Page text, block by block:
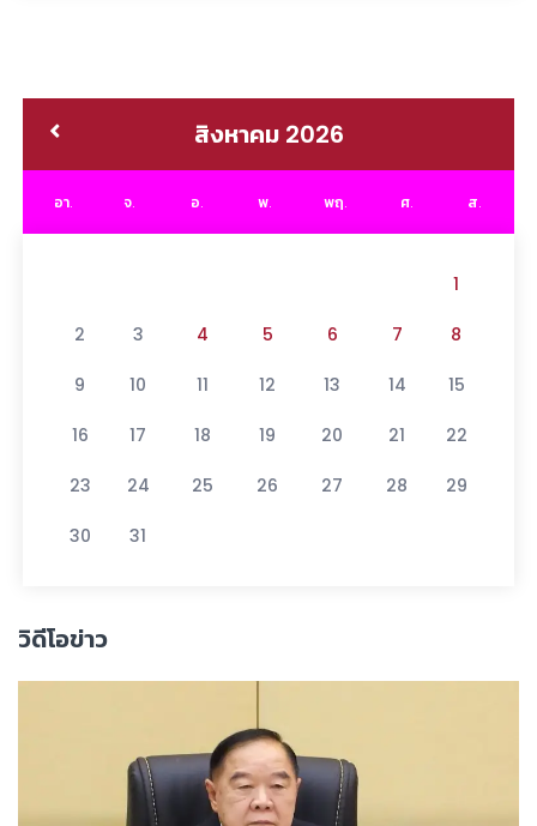
สิงหาคม 2026
อา. จ. อ. พ. พฤ. ศ. ส.
1
2 3 4 5 6 7 8
9 10 11 12 13 14 15
16 17 18 19 20 21 22
23 24 25 26 27 28 29
30 31
วิดีโอข่าว